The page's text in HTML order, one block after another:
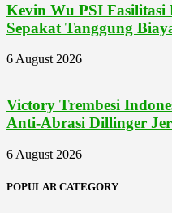
Kevin Wu PSI Fasilitasi
Sepakat Tanggung
6 August 2026
Victory Trembesi
Anti-Abrasi Dillinger
6 August 2026
POPULAR CATEGORY